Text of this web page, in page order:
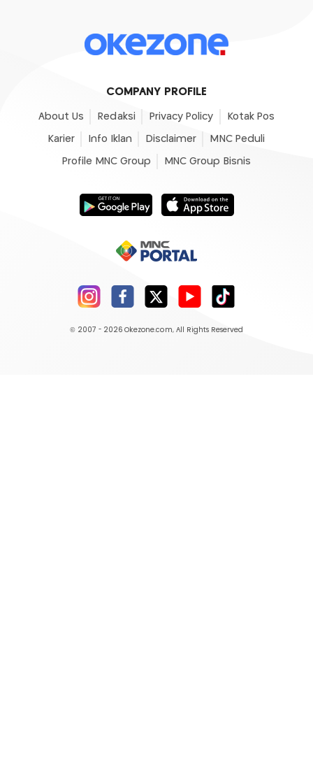
COMPANY PROFILE
About Us Redaksi Privacy Policy Kotak Pos
Karier Info Iklan Disclaimer MNC Peduli
Profile MNC Group MNC Group Bisnis
© 2007 - 2026 Okezone.com, All Rights Reserved